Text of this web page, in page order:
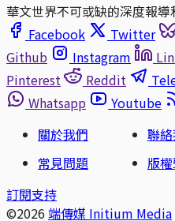
華文世界不可或缺的深度報
Facebook
Twitter
Github
Instagram
Pinterest
Reddit
Whatsapp
Youtube
關於我們
聯
常見問題
版
訂閱支持
©2026 端傳媒 Initium Media